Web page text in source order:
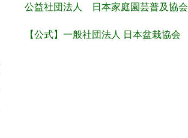
公益社団法人 日本家庭園芸普及協会
【公式】一般社団法人 日本盆栽協会